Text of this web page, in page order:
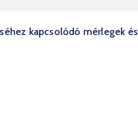
kapcsolódó mérlegek és